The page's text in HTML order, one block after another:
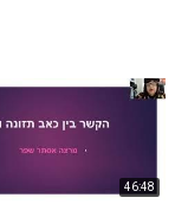
46:48